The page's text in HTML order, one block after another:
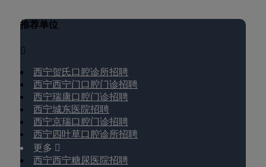
推荐单位

西宁贺氏口腔诊所招聘
西宁西宁门口腔门诊招聘
西宁瑞康口腔门诊招聘
西宁城东医院招聘
西宁京瑞口腔门诊招聘
西宁四叶草口腔诊所招聘
更多 
西宁西宁糖尿医院招聘